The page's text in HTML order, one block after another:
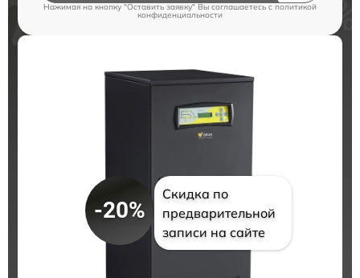
Нажимая на кнопку "Оставить заявку" Вы соглашаетесь cполитикой
конфиденциальности
-20%
Скидка по
предварительной
записи на сайте